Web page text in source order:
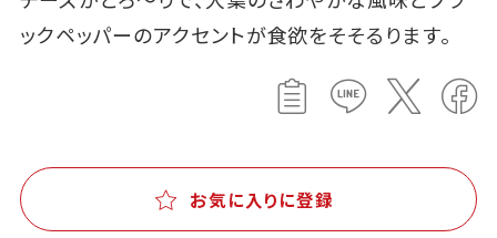
ックペッパーのアクセントが食欲をそそるります。
お気に入りに登録